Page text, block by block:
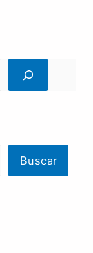
Buscar